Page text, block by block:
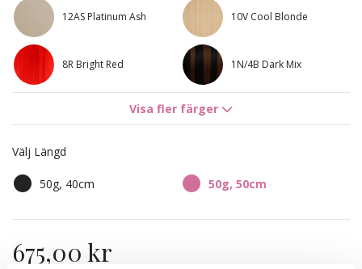
12AS Platinum Ash 10V Cool Blonde
8R Bright Red 1N/4B Dark Mix
4B/10B Chocco Cola 8B/11G Whipped Cream
8A/12AS Ash Mix
10B/12NA Sunkissed
Beige
Visa fler färger
Välj Längd
50g, 40cm 50g, 50cm
675,00 kr